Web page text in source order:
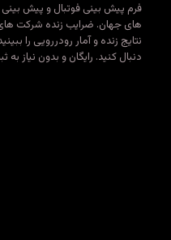
فرم پیش بینی فوتبال و پیش بینی
های جهان. ضرایب زنده شرکت
نتایج زنده و آمار رودررویی را
دنبال کنید. رایگان و بدون نیاز به